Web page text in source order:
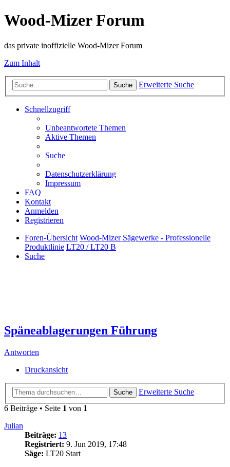
Wood-Mizer Forum
das private inoffizielle Wood-Mizer Forum
Zum Inhalt
Suche Erweiterte Suche
Schnellzugriff
Unbeantwortete Themen
Aktive Themen
Suche
Datenschutzerklärung
Impressum
FAQ
Kontakt
Anmelden
Registrieren
Foren-Übersicht Wood-Mizer Sägewerke - Professionelle
Produktlinie LT20 / LT20 B
Suche
Späneablagerungen Führung
Antworten
Druckansicht
Suche
Erweiterte Suche
6 Beiträge • Seite 1 von 1
Julian
Beiträge: 13
Registriert: 9. Jun 2019, 17:48
Säge: LT20 Start